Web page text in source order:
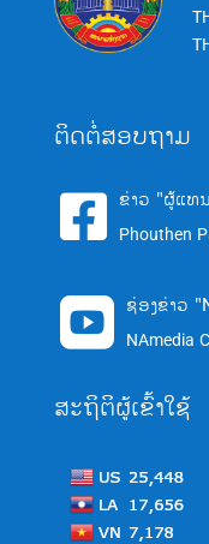
ຕິດຕໍ່ສອບຖາມ
 ຂ່າວ "ຜູ້ແທ
Phouthen
 ຊ່ອງຂ່າວ
NAmedia
ສະຖິຕິຜູ້ເຂົ້າໃຊ້